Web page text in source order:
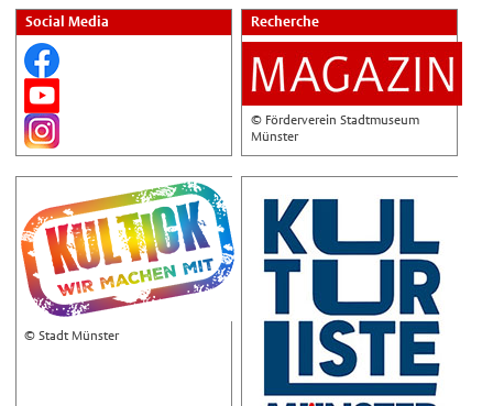
Social Media Recherche
© Förderverein Stadtmuseum
Münster
© Stadt Münster